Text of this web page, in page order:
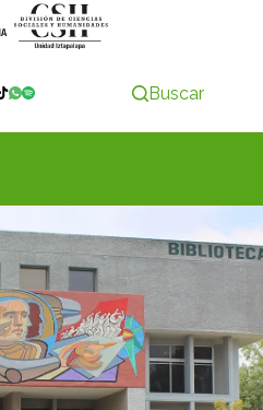
Buscar